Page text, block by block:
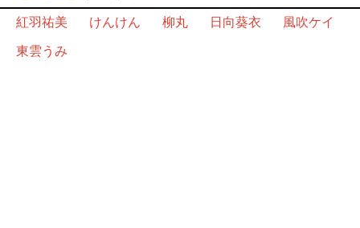
紅羽祐美
けんけん 柳丸 日向葵衣
風吹ケイ
東雲うみ